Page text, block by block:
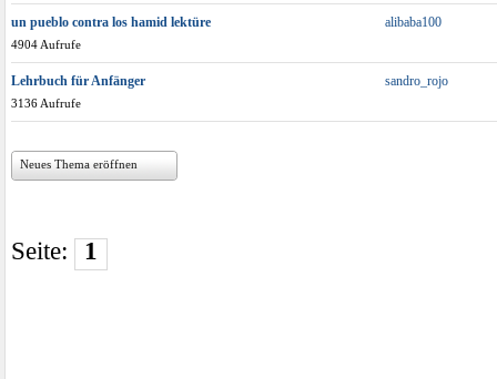
un pueblo contra los hamid lektüre
4904 Aufrufe
alibaba100
Lehrbuch für Anfänger
3136 Aufrufe
sandro_rojo
Neues Thema eröffnen
Seite: 1